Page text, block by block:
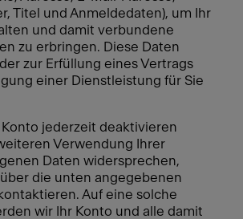
Titel und Anmeldedaten), um Ihr
und damit verbundene
zu erbringen. Diese Daten
zur Erfüllung eines Vertrags
einer Dienstleistung für Sie
jederzeit deaktivieren
Verwendung Ihrer
Daten widersprechen,
die unten angegebenen
Auf eine solche
wir Ihr Konto und alle damit